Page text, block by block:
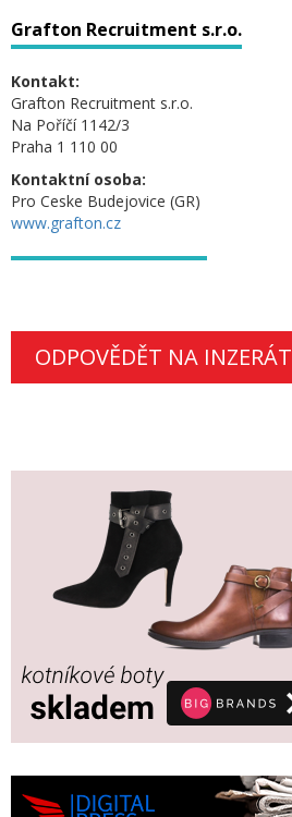
Grafton Recruitment s.r.o.
Kontakt:
Grafton Recruitment s.r.o.
Na Poříčí 1142/3
Praha 1 110 00
Kontaktní osoba:
Pro Ceske Budejovice (GR)
www.grafton.cz
ODPOVĚDĚT NA INZERÁT